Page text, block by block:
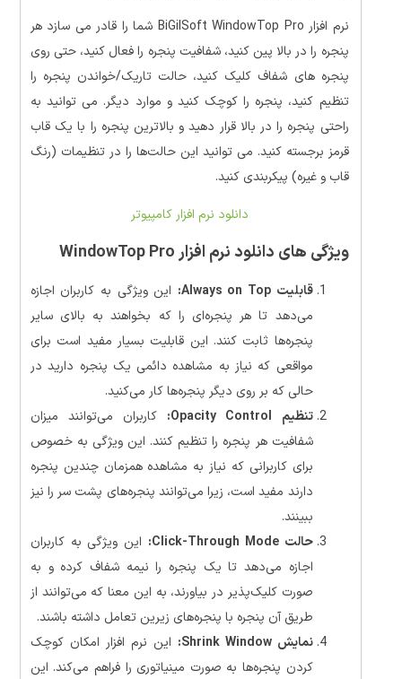
نرم افزار BiGilSoft WindowTop Pro شما را قادر می سازد هر
پنجره را در بالا پین کنید، شفافیت پنجره را فعال کنید، حتی روی
پنجره های شفاف کلیک کنید، حالت تاریک/خواندن پنجره را
تنظیم کنید، پنجره را کوچک کنید و موارد دیگر. می توانید به
راحتی پنجره را در بالا قرار دهید و بالاترین پنجره را با یک قاب
قرمز برجسته کنید. می توانید این حالت‌ها را در تنظیمات (رنگ
قاب و غیره) پیکربندی کنید.
دانلود نرم افزار کامپیوتر
ویژگی های دانلود نرم افزار WindowTop Pro
قابلیت Always on Top:
این ویژگی به کاربران اجازه
می‌دهد تا هر پنجره‌ای را که بخواهند به بالای سایر
پنجره‌ها ثابت کنند. این قابلیت بسیار مفید است برای
مواقعی که نیاز به مشاهده دائمی یک پنجره دارید در
حالی که بر روی دیگر پنجره‌ها کار می‌کنید.
تنظیم Opacity Control:
کاربران می‌توانند میزان
شفافیت هر پنجره را تنظیم کنند. این ویژگی به خصوص
برای کاربرانی که نیاز به مشاهده همزمان چندین پنجره
دارند مفید است، زیرا می‌توانند پنجره‌های پشت سر را نیز
ببینند.
حالت Click-Through Mode:
این ویژگی به کاربران
اجازه می‌دهد تا یک پنجره را نیمه شفاف کرده و به
صورت کلیک‌پذیر در بیاورند، به این معنا که می‌توانند از
طریق آن پنجره با پنجره‌های زیرین تعامل داشته باشند.
نمایش Shrink Window:
این نرم افزار امکان کوچک
کردن پنجره‌ها به صورت مینیاتوری را فراهم می‌کند. این